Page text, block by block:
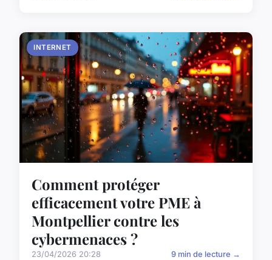
INTERNET
Comment protéger
efficacement votre PME à
Montpellier contre les
cybermenaces ?
23/04/2026 20:28 9 min de lecture →